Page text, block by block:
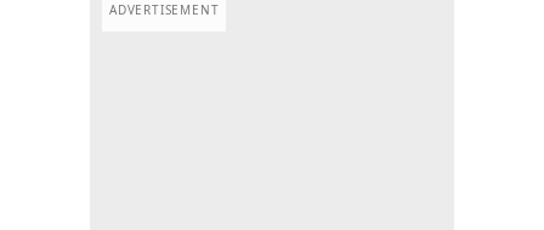
ADVERTISEMENT